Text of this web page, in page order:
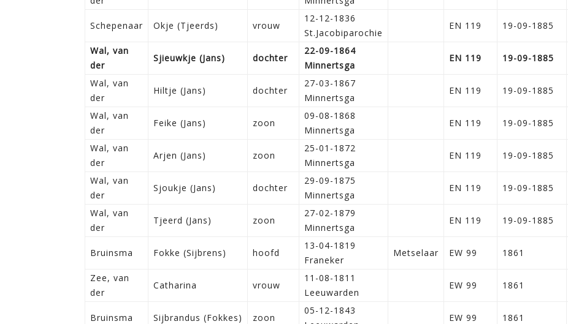
Schepenaar Okje (Tjeerds) vrouw
12-12-1836
St.Jacobiparochie
EN 119 19-09-1885
Wal, van
der
Sjieuwkje (Jans) dochter
22-09-1864
Minnertsga
EN 119 19-09-1885
Wal, van
der
Hiltje (Jans) dochter
27-03-1867
Minnertsga
EN 119 19-09-1885
Wal, van
der
Feike (Jans) zoon
09-08-1868
Minnertsga
EN 119 19-09-1885
Wal, van
der
Arjen (Jans) zoon
25-01-1872
Minnertsga
EN 119 19-09-1885
Wal, van
der
Sjoukje (Jans) dochter
29-09-1875
Minnertsga
EN 119 19-09-1885
Wal, van
der
Tjeerd (Jans) zoon
27-02-1879
Minnertsga
EN 119 19-09-1885
Bruinsma Fokke (Sijbrens) hoofd
13-04-1819
Franeker
Metselaar EW 99 1861
Zee, van
der
Catharina vrouw
11-08-1811
Leeuwarden
EW 99 1861
Bruinsma Sijbrandus (Fokkes) zoon
05-12-1843
EW 99 1861